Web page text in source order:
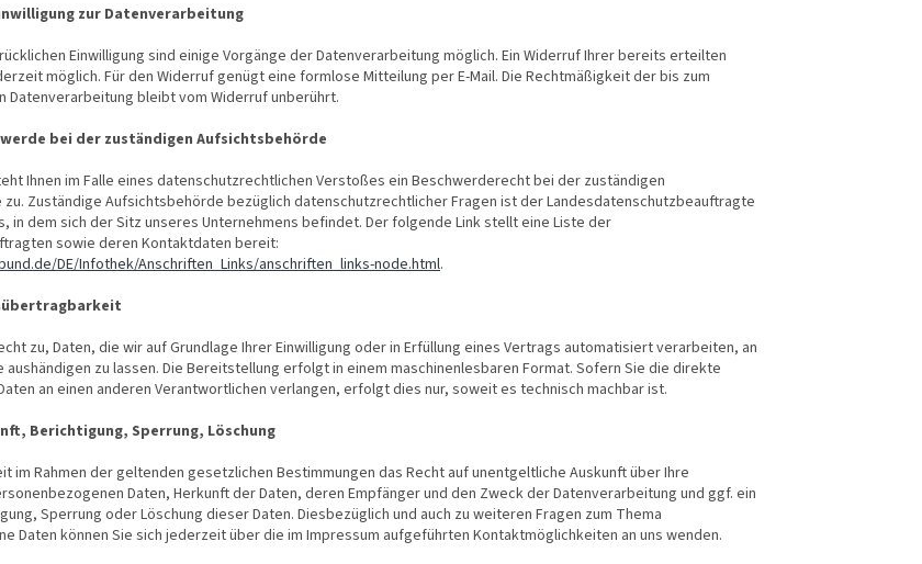
zur Datenverarbeitung
Einwilligung sind einige Vorgänge der Datenverarbeitung möglich. Ein Widerruf Ihrer bereits erteilten
möglich. Für den Widerruf genügt eine formlose Mitteilung per E-Mail. Die Rechtmäßigkeit der bis zum
Datenverarbeitung bleibt vom Widerruf unberührt.
bei der zuständigen Aufsichtsbehörde
Ihnen im Falle eines datenschutzrechtlichen Verstoßes ein Beschwerderecht bei der zuständigen
Zuständige Aufsichtsbehörde bezüglich datenschutzrechtlicher Fragen ist der Landesdatenschutzbeauftragte
in dem sich der Sitz unseres Unternehmens befindet. Der folgende Link stellt eine Liste der
sowie deren Kontaktdaten bereit:
DE/Infothek/Anschriften_Links/anschriften_links-node.html.
zu, Daten, die wir auf Grundlage Ihrer Einwilligung oder in Erfüllung eines Vertrags automatisiert verarbeiten, an
aushändigen zu lassen. Die Bereitstellung erfolgt in einem maschinenlesbaren Format. Sofern Sie die direkte
an einen anderen Verantwortlichen verlangen, erfolgt dies nur, soweit es technisch machbar ist.
Berichtigung, Sperrung, Löschung
im Rahmen der geltenden gesetzlichen Bestimmungen das Recht auf unentgeltliche Auskunft über Ihre
Daten, Herkunft der Daten, deren Empfänger und den Zweck der Datenverarbeitung und ggf. ein
Sperrung oder Löschung dieser Daten. Diesbezüglich und auch zu weiteren Fragen zum Thema
Daten können Sie sich jederzeit über die im Impressum aufgeführten Kontaktmöglichkeiten an uns wenden.